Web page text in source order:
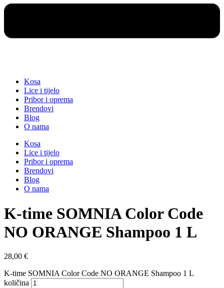
Kosa
Lice i tijelo
Pribor i oprema
Brendovi
Blog
O nama
Kosa
Lice i tijelo
Pribor i oprema
Brendovi
Blog
O nama
K-time SOMNIA Color Code
NO ORANGE Shampoo 1 L
28,00 €
K-time SOMNIA Color Code NO ORANGE Shampoo 1 L
količina